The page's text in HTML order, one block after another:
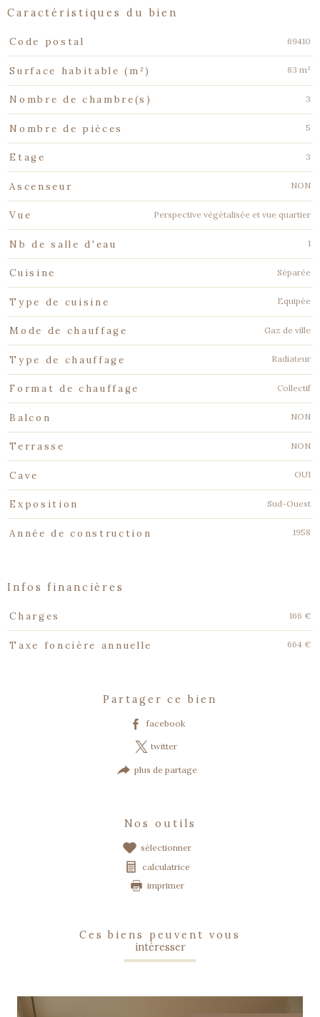
caractéristiques du bien
Caractéristiques Valeurs
Code postal 69410
Surface habitable (m²) 83 m²
Nombre de chambre(s) 3
Nombre de pièces 5
Etage 3
Ascenseur NON
Vue Perspective végétalisée et vue quartier
Nb de salle d'eau 1
Cuisine Séparée
Type de cuisine Equipée
Mode de chauffage Gaz de ville
Type de chauffage Radiateur
Format de chauffage Collectif
Balcon NON
Terrasse NON
Cave OUI
Exposition Sud-Ouest
Année de construction 1958
infos financières
Caractéristiques
Charges 166 €
Taxe foncière annuelle 664 €
partager ce bien
facebook
twitter
plus de partage
nos outils
sélectionner
calculatrice
imprimer
ces biens peuvent vous
intéresser